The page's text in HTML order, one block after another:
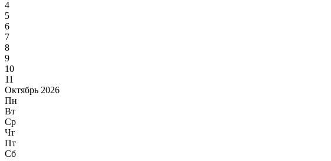
4
5
6
7
8
9
10
11
Октябрь 2026
Пн
Вт
Ср
Чт
Пт
Сб